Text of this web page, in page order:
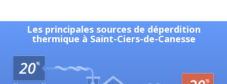
Les principales sources de déperdition
thermique à Saint-Ciers-de-Canesse